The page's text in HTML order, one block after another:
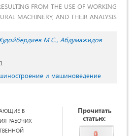
FROM THE USE OF WORKING
MACHINERY, AND THEIR ANALYSIS
М.С. Абдумажидов
и машиноведение
В
РАБОЧИХ
Прочитать
статью: